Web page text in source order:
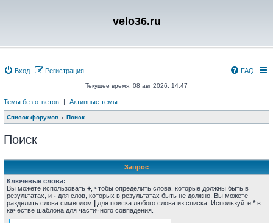
velo36.ru
Вход Регистрация FAQ
Текущее время: 08 авг 2026, 14:47
Темы без ответов | Активные темы
Список форумов Поиск
Поиск
Запрос
Ключевые слова:
Вы можете использовать + , чтобы определить слова, которые должны быть в
результатах, и - для слов, которых в результатах быть не должно. Вы можете
разделить слова символом | для поиска любого слова из списка. Используйте * в
качестве шаблона для частичного совпадения.